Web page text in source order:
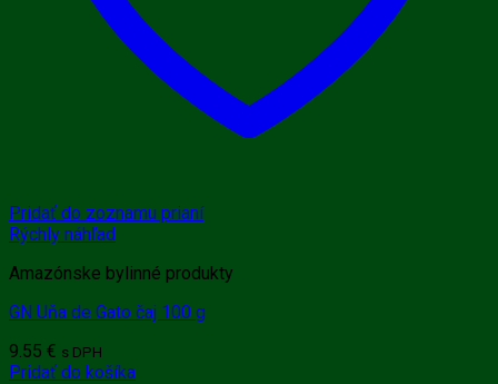
Pridať do zoznamu prianí
Rýchly náhľad
Amazónske bylinné produkty
GN Uňa de Gato čaj 100 g
9.55 € s DPH
Pridať do košíka